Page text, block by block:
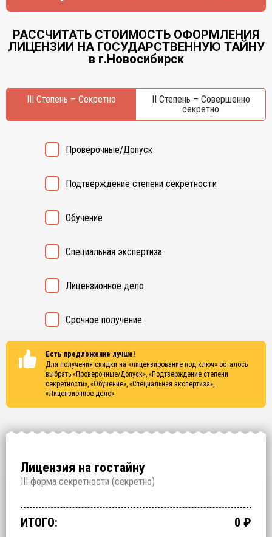
Л
Магнитогорск
Нижний Новгород
Новокузнецк
Новосибирск
Х
Хабаровск
Ч
Челябинск
Череповец
Чита
РАССЧИТАТЬ СТОИМОСТЬ ОФОРМЛЕНИЯ
ЛИЦЕНЗИИ НА ГОСУДАРСТВЕННУЮ ТАЙНУ
в г.Новосибирск
III Степень – Секретно
II Степень – Совершенно
секретно
Проверочные/Допуск
Подтверждение степени секретности
Обучение
Специальная экспертиза
Лицензионное дело
Срочное получение
Есть предложение лучше!
Для получения скидки на «лицензирование под ключ» осталось
выбрать «Проверочные/Допуск», «Подтверждение степени
секретности», «Обучение», «Специальная экспертиза»,
«Лицензионное дело».
Лицензия на гостайну
III форма секретности (секретно)
Проверочные/Допуск
150 000 ₽
срок: 2.5 месяца
Подтверждение степени секретности 1 000 000 ₽
срок: 2 недели
Обучение 60 000 ₽
срок: 2 недели
Специальная экспертиза 200 000 ₽
срок: 2 недели
Лицензионное дело 250 000 ₽
срок: 2 месяца
Срочное получение 700 000 ₽
Промежуточный итог:
15000 ₽
ИТОГО: 0 ₽